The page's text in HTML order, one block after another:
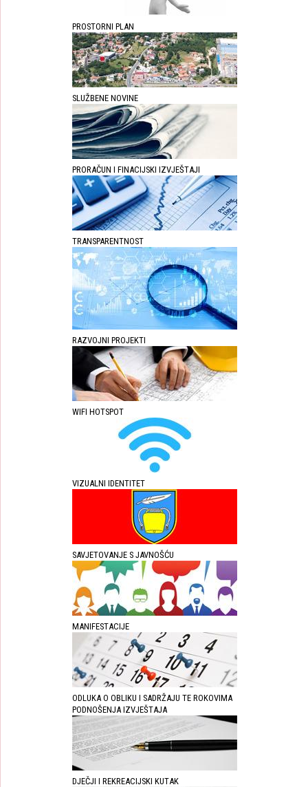
PROSTORNI PLAN
SLUŽBENE NOVINE
PRORAČUN I FINACIJSKI IZVJEŠTAJI
TRANSPARENTNOST
RAZVOJNI PROJEKTI
WIFI HOTSPOT
VIZUALNI IDENTITET
SAVJETOVANJE S JAVNOŠĆU
MANIFESTACIJE
ODLUKA O OBLIKU I SADRŽAJU TE ROKOVIMA
PODNOŠENJA IZVJEŠTAJA
DJEČJI I REKREACIJSKI KUTAK